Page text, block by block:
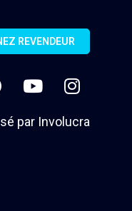
REVENDEUR
par Involucra